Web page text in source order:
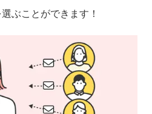
ぶことができます！